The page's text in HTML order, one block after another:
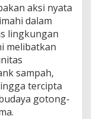
aksi nyata
dalam
lingkungan
melibatkan
sampah,
tercipta
gotong-